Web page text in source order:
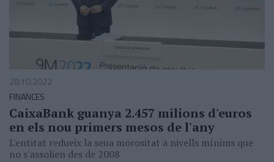
28.10.2022
FINANCES
CaixaBank guanya 2.457 milions d'euros
en els nou primers mesos de l'any
L'entitat redueix la seua morositat a nivells mínims que
no s'assolien des de 2008